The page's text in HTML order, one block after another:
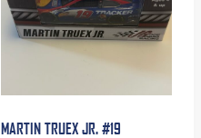
MARTIN TRUEX JR. #19